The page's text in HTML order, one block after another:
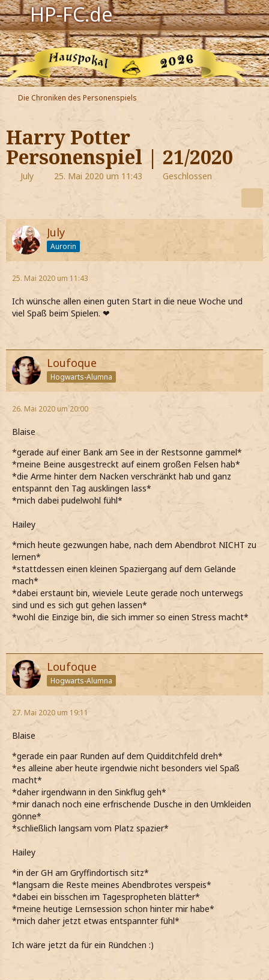
HP-FC.de
Navigation
Harry Potter
Der HP-FC
Hogwarts
Zauberwelt
Willkommen
Jetzt Fanclub-Mitglied werden!
Die Chroniken des Personenspiels
Harry Potter
Personenspiel | 21/2020
July 25. Mai 2020 um 11:43 Geschlossen
July
Aurorin
25. Mai 2020 um 11:43
Ich wünsche allen einen guten Start in die neue Woche und
viel Spaß beim Spielen. ❤
Loufoque
Hogwarts-Alumna
26. Mai 2020 um 20:00
Blaise
*gerade auf einer Bank am See in der Restsonne gammel*
*meine Beine ausgestreckt auf einem großen Felsen hab*
*die Arme hinter dem Nacken verschränkt hab und ganz
entspannt den Tag ausklingen lass*
*mich dabei pudelwohl fühl*
Hailey
*mich heute gezwungen habe, nach dem Abendbrot NICHT zu
lernen*
*stattdessen einen kleinen Spaziergang auf dem Gelände
mach*
*dabei erstaunt bin, wieviele Leute gerade noch unterwegs
sind und es sich gut gehen lassen*
*wohl die Einzige bin, die sich immer so einen Stress macht*
Loufoque
Hogwarts-Alumna
27. Mai 2020 um 19:11
Blaise
*gerade ein paar Runden auf dem Quidditchfeld dreh*
*es alleine aber heute irgendwie nicht besonders viel Spaß
macht*
*daher irgendwann in den Sinkflug geh*
*mir danach noch eine erfrischende Dusche in den Umkleiden
gönne*
*schließlich langsam vom Platz spazier*
Hailey
*in der GH am Gryffindortisch sitz*
*langsam die Reste meines Abendbrotes verspeis*
*dabei ein bisschen im Tagespropheten blätter*
*meine heutige Lernsession schon hinter mir habe*
*mich daher jetzt etwas entspannter fühl*
Ich wäre jetzt da für ein Ründchen :)